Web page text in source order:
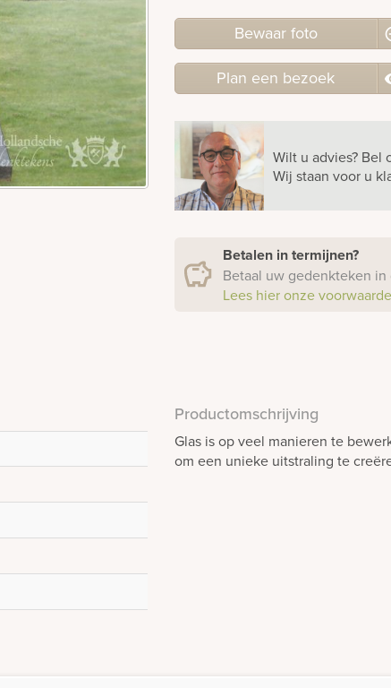
Bewaar foto
Plan een bezoek
Wilt u advies? Bel
Wij staan voor u
Betalen in termijnen?
Betaal uw gedenkteken
Lees hier onze
Productomschrijving
Glas is op veel manieren te
om een unieke uitstraling te